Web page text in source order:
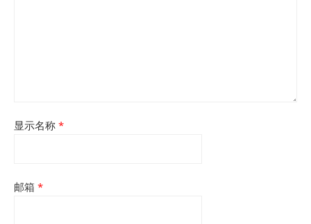
显示名称 *
邮箱 *